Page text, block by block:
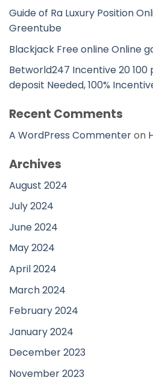
Guide of Ra Luxury Position
Greentube
Blackjack Free online Online
Betworld247 Incentive 20
deposit Needed, 100%
Recent Comments
A WordPress Commenteron
Archives
August 2024
July 2024
June 2024
May 2024
April 2024
March 2024
February 2024
January 2024
December 2023
November 2023